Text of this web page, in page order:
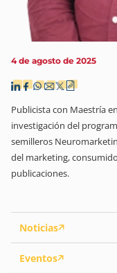
Noticias
Eventos
4 de agosto de 2025
Publicista con Maestría
investigación del
semilleros
del marketing,
publicaciones.